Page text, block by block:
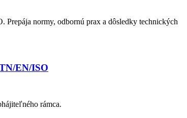
normy, odbornú prax a dôsledky technických
EN/ISO
rámca.